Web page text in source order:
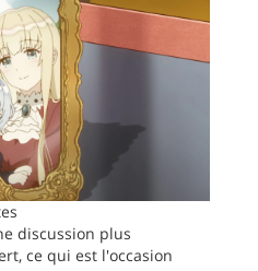
discussion plus
ce qui est l'occasion